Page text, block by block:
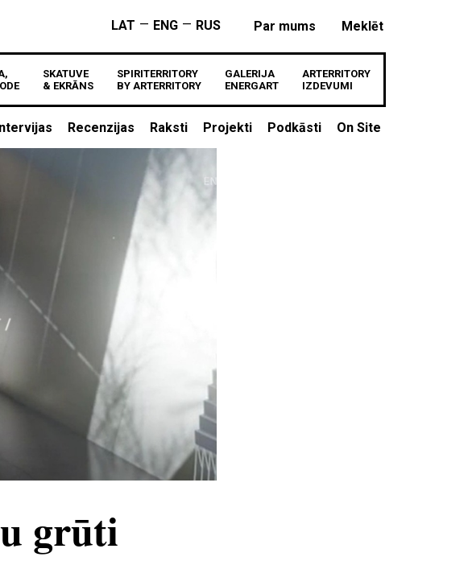
Par mums Meklēt
LAT — ENG — RUS
SKATUVE
& EKRĀNS
SPIRITERRITORY
BY ARTERRITORY
GALERIJA
ENERGART
ARTERRITORY
IZDEVUMI
Recenzijas Raksti Projekti Podkāsti On Site
grūti